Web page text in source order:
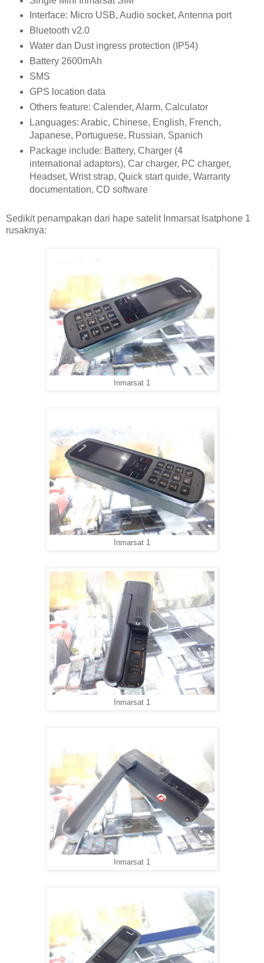
Interface: Micro USB, Audio socket, Antenna port
Bluetooth v2.0
Water dan Dust ingress protection (IP54)
Battery 2600mAh
SMS
GPS location data
Others feature: Calender, Alarm, Calculator
Languages: Arabic, Chinese, English, French,
Japanese, Portuguese, Russian, Spanich
Package include: Battery, Charger (4
international adaptors), Car charger, PC charger,
Headset, Wrist strap, Quick start quide, Warranty
documentation, CD software
Sedikit penampakan dari hape satelit Inmarsat Isatphone 1
rusaknya:
Inmarsat 1
Inmarsat 1
Inmarsat 1
Inmarsat 1